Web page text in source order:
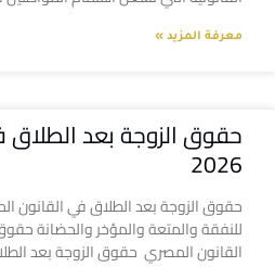
معرفة المزيد »
حقوق الزوجة بعد
2026
للنفقة والمتعة والمؤخر والحضانة
القانون المصري حقوق الزوجة بعد